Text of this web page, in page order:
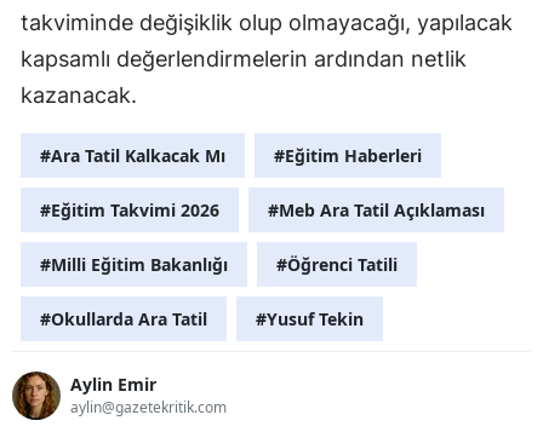
takviminde değişiklik olup olmayacağı, yapılacak
kapsamlı değerlendirmelerin ardından netlik
kazanacak.
#Ara Tatil Kalkacak Mı #Eğitim Haberleri
#Eğitim Takvimi 2026 #Meb Ara Tatil Açıklaması
#Milli Eğitim Bakanlığı #Öğrenci Tatili
#Okullarda Ara Tatil #Yusuf Tekin
Aylin Emir
aylin@gazetekritik.com